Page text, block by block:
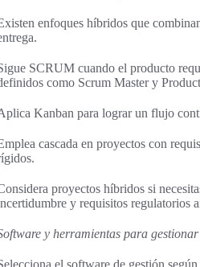
enfoques híbridos que
SCRUM cuando el producto
como Scrum Master y
Kanban para lograr un flujo
cascada en proyectos con
proyectos híbridos si
y requisitos regulatorios
y herramientas para
el software de gestión